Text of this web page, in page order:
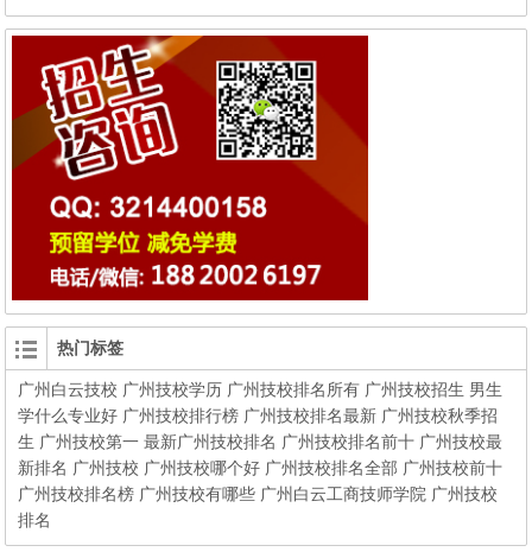
热门标签
广州白云技校 广州技校学历 广州技校排名所有 广州技校招生 男生
学什么专业好 广州技校排行榜 广州技校排名最新 广州技校秋季招
生 广州技校第一 最新广州技校排名 广州技校排名前十 广州技校最
新排名 广州技校 广州技校哪个好 广州技校排名全部 广州技校前十
广州技校排名榜 广州技校有哪些 广州白云工商技师学院 广州技校
排名